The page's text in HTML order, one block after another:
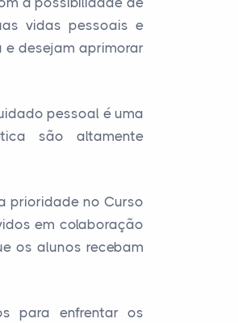
vidas pessoais e
e desejam aprimorar
pessoal é uma
são altamente
prioridade no Curso
em colaboração
os alunos recebam
para enfrentar os